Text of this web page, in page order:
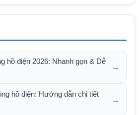
hồ điện 2026: Nhanh gọn & Dễ
→
hồ điện: Hướng dẫn chi tiết
→